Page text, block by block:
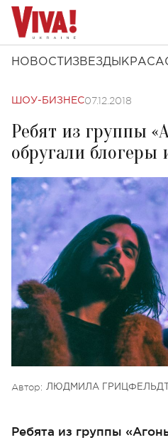
НОВОСТИ ЗВЕЗДЫ КРАСА
ШОУ-БИЗНЕС07.12.2018
Ребят из группы
обругали блогеры
Автор: ЛЮДМИЛА ГРИЦФЕЛЬДТ
Ребята из группы